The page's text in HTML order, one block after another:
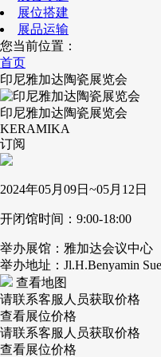
展位搭建
展品运输
您当前位置：
首页
印尼雅加达陶瓷展览会
印尼雅加达陶瓷展览会
KERAMIKA
订阅
2024年05月09日~05月12日
开闭馆时间：9:00-18:00
举办展馆：雅加达会议中心
举办地址：Jl.H.Benyamin
查看地图
请联系客服人员获取价格
查看展位价格
请联系客服人员获取价格
查看展位价格